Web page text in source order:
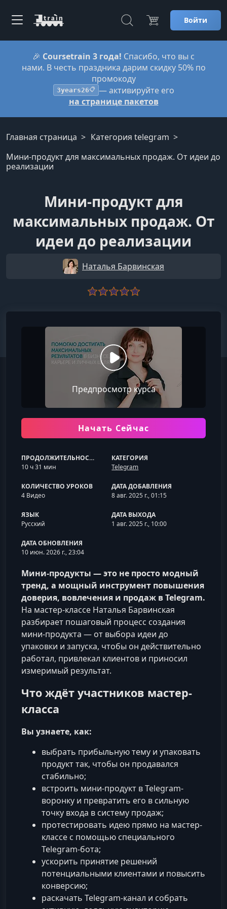
Войти
🎉 Coursetrain 3 года! Спасибо, что вы с
нами. В честь праздника дарим скидку 50% по
промокоду
3years26📋 — активируйте его
на странице пакетов
Главная страница
Категория telegram
Мини-продукт для максимальных продаж. От идеи до
реализации
Мини-продукт для
максимальных продаж. От
идеи до реализации
Наталья Барвинская
Предпросмотр курса
Начать Сейчас
ПРОДОЛЖИТЕЛЬНОСТЬ
10 ч 31 мин
КАТЕГОРИЯ
Telegram
КОЛИЧЕСТВО УРОКОВ
4 Видео
ДАТА ДОБАВЛЕНИЯ
8 авг. 2025 г., 01:15
ЯЗЫК
Русский
ДАТА ВЫХОДА
1 авг. 2025 г., 10:00
ДАТА ОБНОВЛЕНИЯ
10 июн. 2026 г., 23:04
Мини-продукты — это не просто модный
тренд, а мощный инструмент повышения
доверия, вовлечения и продаж в Telegram.
На мастер-классе Наталья Барвинская
разбирает пошаговый процесс создания
мини-продукта — от выбора идеи до
упаковки и запуска, чтобы он действительно
работал, привлекал клиентов и приносил
измеримый результат.
Что ждёт участников мастер-
класса
Вы узнаете, как:
выбрать прибыльную тему и упаковать
продукт так, чтобы он продавался
стабильно;
встроить мини-продукт в Telegram-
воронку и превратить его в сильную
точку входа в систему продаж;
протестировать идею прямо на мастер-
классе с помощью специального
Telegram-бота;
ускорить принятие решений
потенциальными клиентами и повысить
конверсию;
раскачать Telegram-канал и собрать